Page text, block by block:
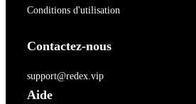
Conditions d'utilisation
Contactez-nous
support@redex.vip
Aide